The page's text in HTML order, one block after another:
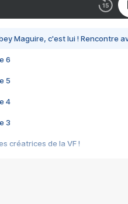
Maguire, c'est lui ! Rencontre
6
5
4
3
créatrices de la VF !